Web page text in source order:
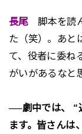
長尾脚本を読
た（笑）。あと
て、役者に委ね
がいがあるなと
──劇中では、 “
ます。皆さんは